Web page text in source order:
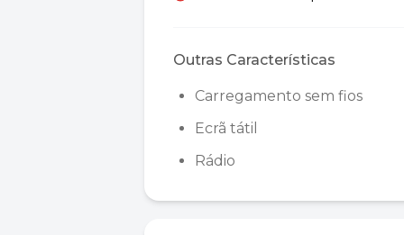
Outras Características
Carregamento sem fios
Ecrã tátil
Rádio